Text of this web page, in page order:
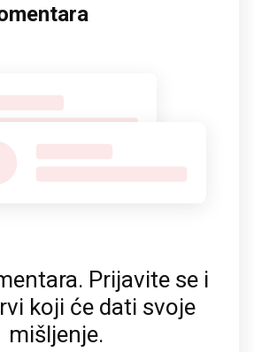
Prijavite se i
koji će dati svoje
mišljenje.